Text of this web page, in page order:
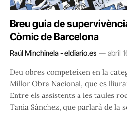
Breu guia de
Còmic de Barcelona
Raúl Minchinela - eldiario.es abril
Deu obres competeixen en la
Millor Obra Nacional, que es
Entre els assistents a les taules
Tania Sánchez, que parlarà de la